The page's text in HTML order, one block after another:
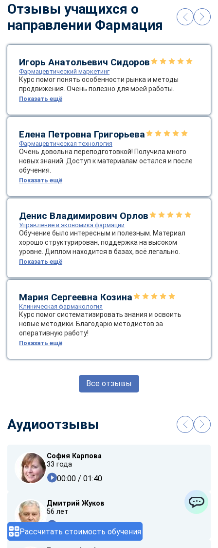
Рассчитать стоимость обучения
Отзывы учащихся о
направлении Фармация
Игорь Анатольевич Сидоров
Фармацевтический маркетинг
Курс помог понять особенности рынка и методы
продвижения. Очень полезно для моей работы.
Показать ещё
Елена Петровна Григорьева
Фармацевтическая технология
Очень довольна переподготовкой! Получила много
новых знаний. Доступ к материалам остался и после
обучения.
Показать ещё
Денис Владимирович Орлов
Управление и экономика фармации
Обучение было интересным и полезным. Материал
хорошо структурирован, поддержка на высоком
уровне. Диплом находится в базах, всё легально.
Показать ещё
Мария Сергеевна Козина
Клиническая фармакология
Курс помог систематизировать знания и освоить
новые методики. Благодарю методистов за
оперативную работу!
Показать ещё
Все отзывы
Аудиоотзывы
София Карпова
33 года
00:00 / 01:40
Дмитрий Жуков
56 лет
online
Мессенджеры
Свяжитесь с нами через любой удобный мессенджер!
Vkontakte EMail
Max